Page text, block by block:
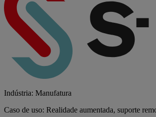
Indústria: Manufatura
Caso de uso: Realidade aumentada, suporte